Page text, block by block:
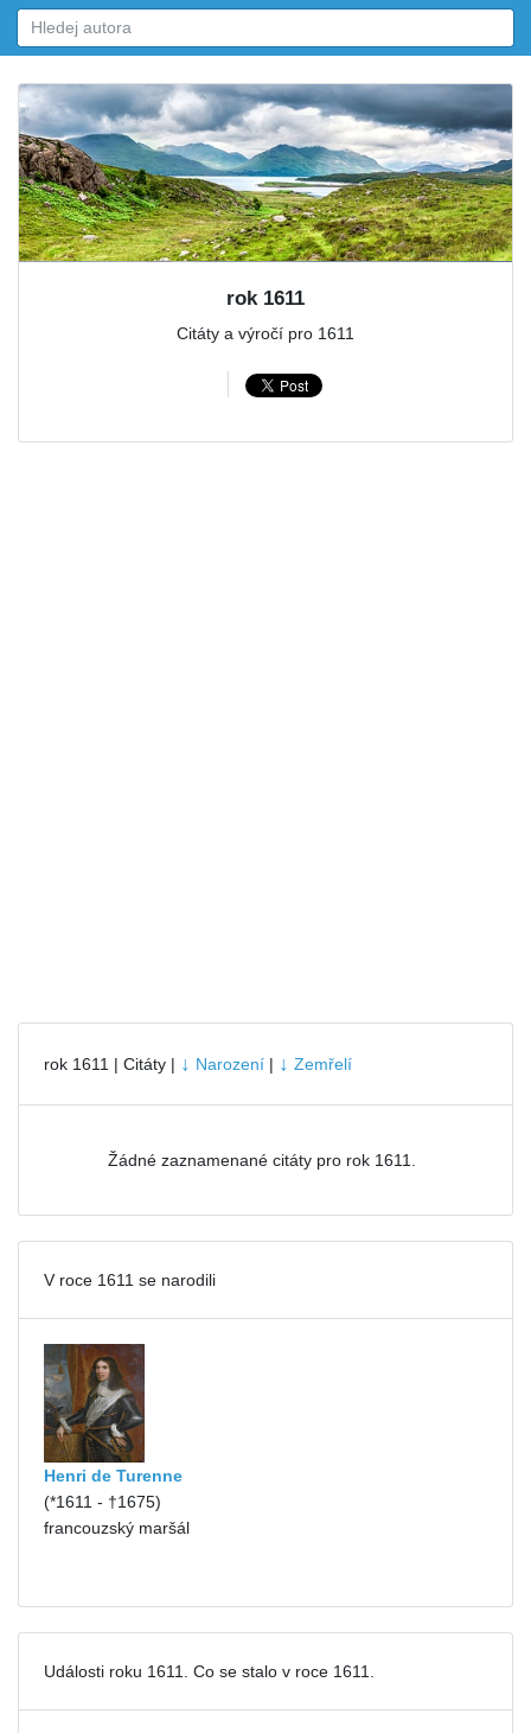
rok 1611
Citáty a výročí pro 1611
rok 1611 | Citáty | ↓ Narození | ↓ Zemřelí
Žádné zaznamenané citáty pro rok 1611.
V roce 1611 se narodili
Henri de Turenne
(*1611 - †1675)
francouzský maršál
Události roku 1611. Co se stalo v roce 1611.